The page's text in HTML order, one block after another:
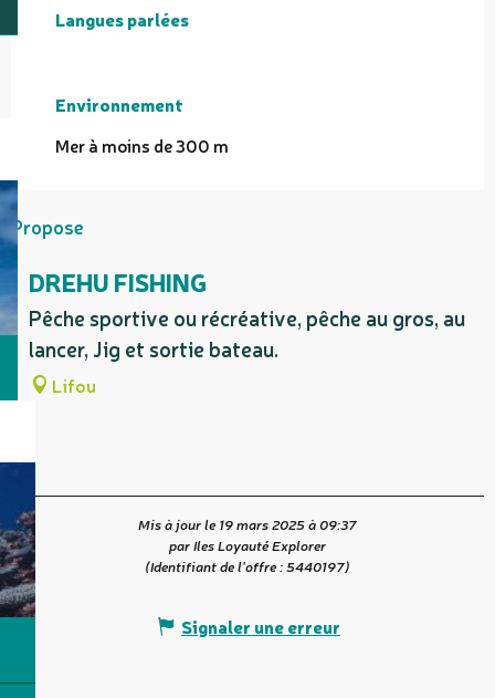
Langues parlées
Langues parlées
Environnement
Environnement
Mer à moins de 300 m
Propose
DREHU FISHING
Pêche sportive ou récréative, pêche au gros, au
lancer, Jig et sortie bateau.
Lifou
Mis à jour le 19 mars 2025 à 09:37
par Iles Loyauté Explorer
(Identifiant de l'offre :5440197)
Signaler une erreur